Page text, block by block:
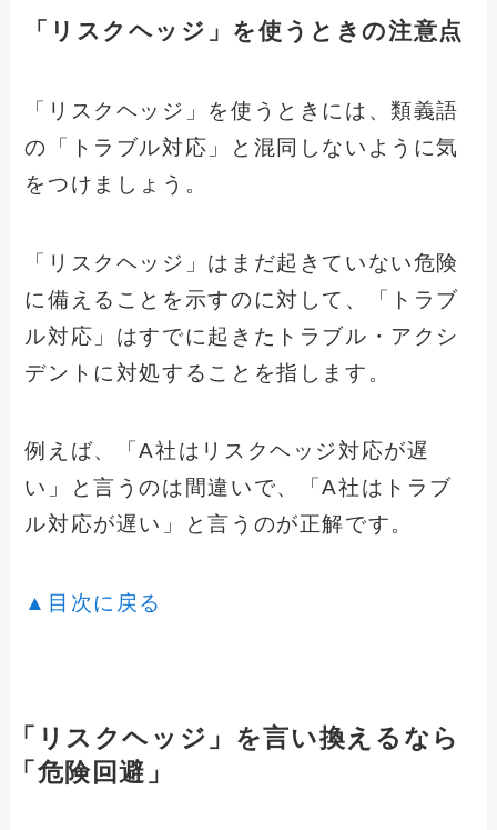
「リスクヘッジ」を使うときの注意点
「リスクヘッジ」を使うときには、類義語
の「トラブル対応」と混同しないように気
をつけましょう。
「リスクヘッジ」はまだ起きていない危険
に備えることを示すのに対して、「トラブ
ル対応」はすでに起きたトラブル・アクシ
デントに対処することを指します。
例えば、「A社はリスクヘッジ対応が遅
い」と言うのは間違いで、「A社はトラブ
ル対応が遅い」と言うのが正解です。
▲目次に戻る
「リスクヘッジ」を言い換えるなら
「危険回避」